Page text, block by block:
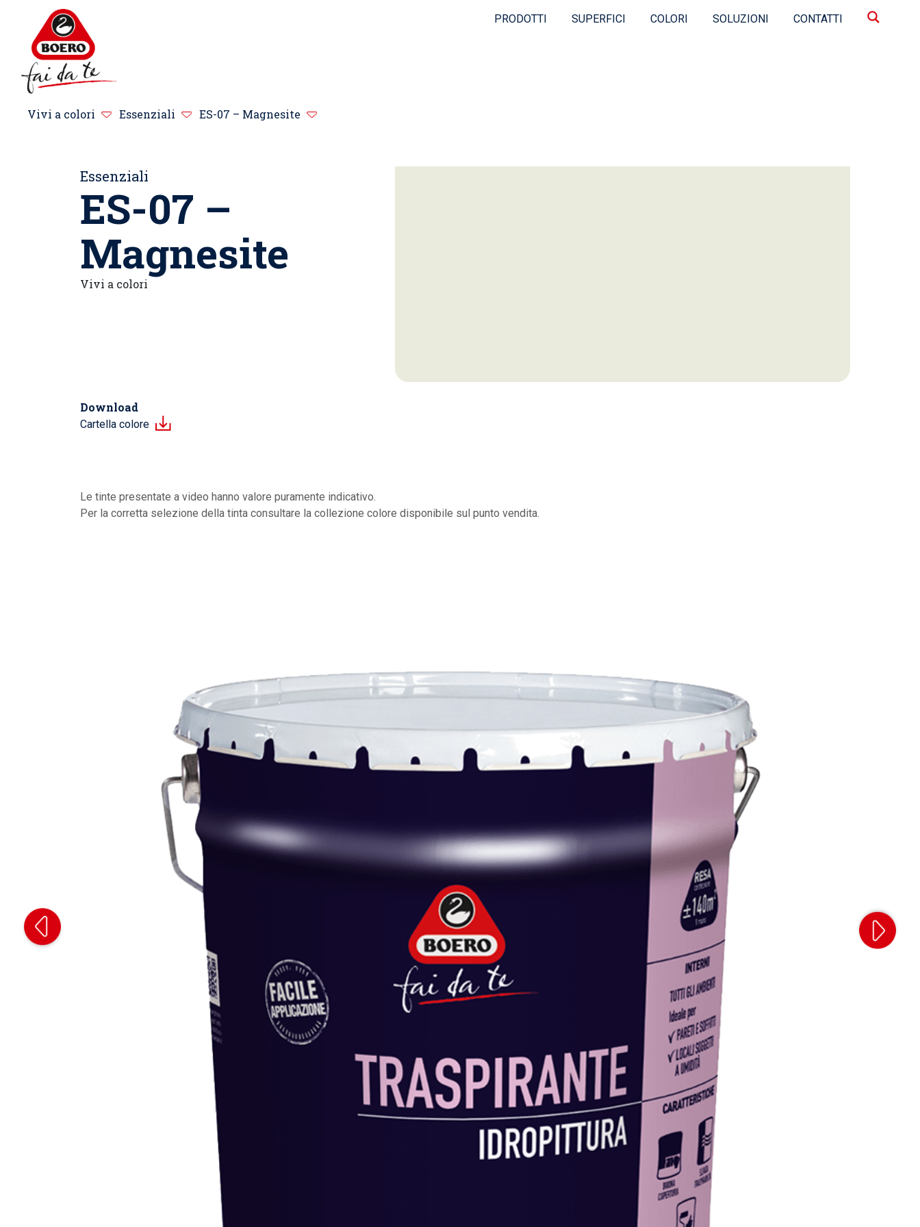
PRODOTTI SUPERFICI COLORI SOLUZIONI CONTATTI
Vivi a colori Essenziali ES-07 – Magnesite
Essenziali
ES-07 –
Magnesite
Vivi a colori
Download
Cartella colore
Le tinte presentate a video hanno valore puramente indicativo.
Per la corretta selezione della tinta consultare la collezione colore disponibile sul punto vendita.